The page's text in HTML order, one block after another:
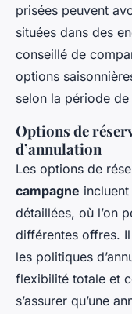
prisées peuvent
situées dans des
conseillé de
options
selon la période de
Options de
d’annulation
Les options de
campagne
détaillées, où l’on
différentes offres.
les politiques
flexibilité totale et
s’assurer qu’une